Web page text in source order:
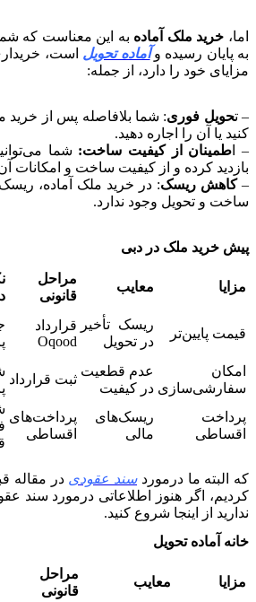
اما، خرید ملک آماده به این معناست که
به پایان رسیده وآماده تحویل است،
مزایای خود را دارد، از جمله:
– تحویل فوری: شما بلافاصله پس از خرید
کنید یا آن را اجاره دهید.
– ا طمینان از کیفیت ساخت: شما
بازدید کرده و از کیفیت ساخت و امکانات
–کاهش ریسک: در خرید ملک آماده،
ساخت و تحویل وجود ندارد.
پیش خرید ملک در دبی
مزایا معایب
مراحل
قانونی
قیمت پایین‌تر
ریسک تأخیر
در تحویل
قرارداد
Oqood
امکان
سفارشی‌سازی
عدم قطعیت
در کیفیت
ثبت قرارداد
پرداخت
اقساطی
ریسک‌های
مالی
پرداخت‌های
اقساطی
که البته ما درموردسند عقودی در مقاله
ندارید از اینجا شروع کنید.
خانه آماده تحویل
مزایا معایب
مراحل
قانونی